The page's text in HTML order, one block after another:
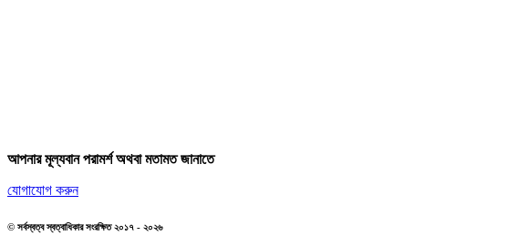
আপনার মূল্যবান পরামর্শ অথবা মতামত জানাতে
যোগাযোগ করুন
© সর্বস্বত্ব স্বত্বাধিকার সংরক্ষিত ২০১৭ - ২০২৬